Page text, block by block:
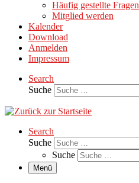
Häufig gestellte Fragen
Mitglied werden
Kalender
Download
Anmelden
Impressum
Search
Suche
Search
Suche
Suche
Menü